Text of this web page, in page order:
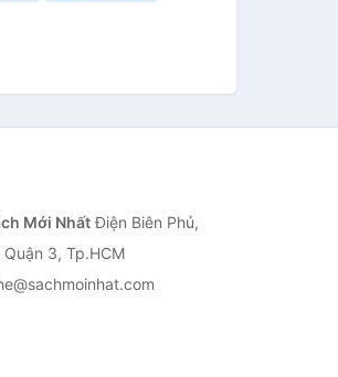
Mới NhấtĐiện Biên Phủ,
3, Tp.HCM